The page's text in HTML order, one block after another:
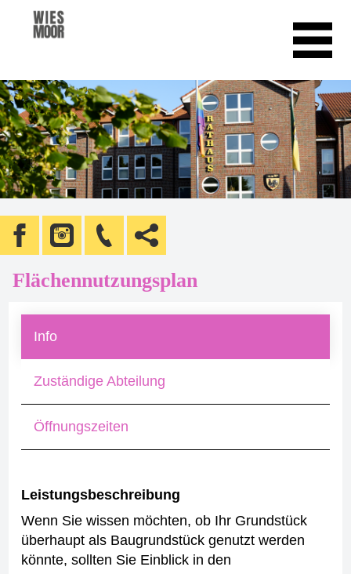
Flächennutzungsplan
Info
Zuständige Abteilung
Öffnungszeiten
Leistungsbeschreibung
Wenn Sie wissen möchten, ob Ihr Grundstück
überhaupt als Baugrundstück genutzt werden
könnte, sollten Sie Einblick in den